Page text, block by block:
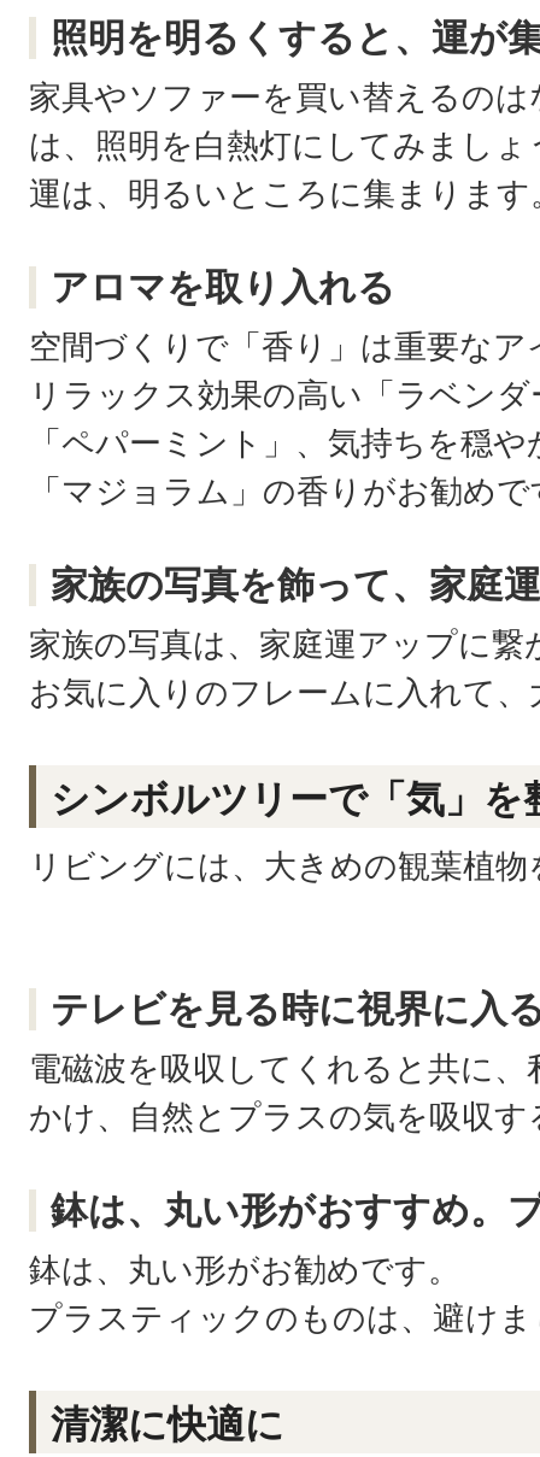
照明を明るくすると、運が
家具やソファーを買い替えるの
は、照明を白熱灯にしてみましょ
運は、明るいところに集まります
アロマを取り入れる
空間づくりで「香り」は重要なア
リラックス効果の高い「ラベン
「ペパーミント」、気持ちを穏
「マジョラム」の香りがお勧めで
家族の写真を飾って、家庭
家族の写真は、家庭運アップに繋
お気に入りのフレームに入れて
シンボルツリーで「気」を
リビングには、大きめの観葉植
テレビを見る時に視界に入
電磁波を吸収してくれると共に
かけ、自然とプラスの気を吸収
鉢は、丸い形がおすすめ。
鉢は、丸い形がお勧めです。
プラスティックのものは、避け
清潔に快適に